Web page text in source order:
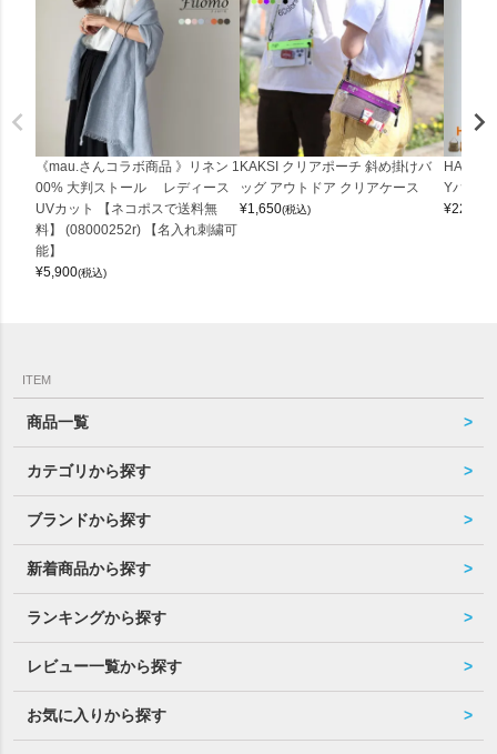
《mau.さんコラボ商品 》リネン 1
00% 大判ストール レディース
UVカット 【ネコポスで送料無
料】 (08000252r) 【名入れ刺繍可
能】
¥5,900(税込)
KAKSI クリアポーチ 斜め掛けバ
ッグ アウトドア クリアケース
¥1,650(税込)
Yバッグ
¥22,000
ITEM
商品一覧
カテゴリから探す
ブランドから探す
新着商品から探す
ランキングから探す
レビュー一覧から探す
お気に入りから探す